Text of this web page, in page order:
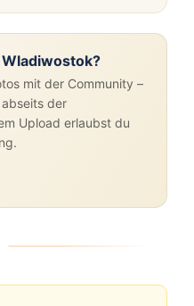
mit der Community –
der
Upload erlaubst du